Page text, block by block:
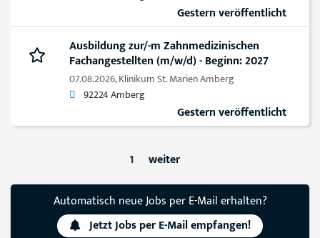
Gestern veröffentlicht
Ausbildung zur/-m Zahnmedizinischen
Fachangestellten (m/w/d) - Beginn: 2027
07.08.2026,Klinikum St. Marien Amberg
92224 Amberg
Gestern veröffentlicht
1 weiter
Automatisch neue Jobs per E-Mail erhalten?
Jetzt Jobs per E-Mail empfangen!